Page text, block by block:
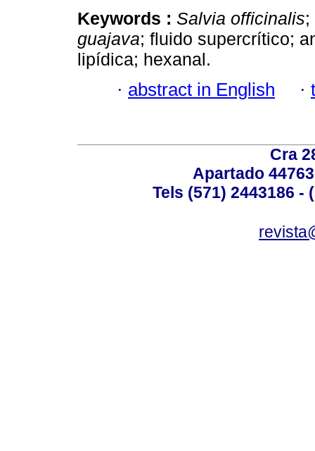
Keywords : Salvia officinalis;
guajava; fluido supercrítico;
lipídica; hexanal.
· abstract in English ·
Cra
Apartado
Tels (571) 2443186 -